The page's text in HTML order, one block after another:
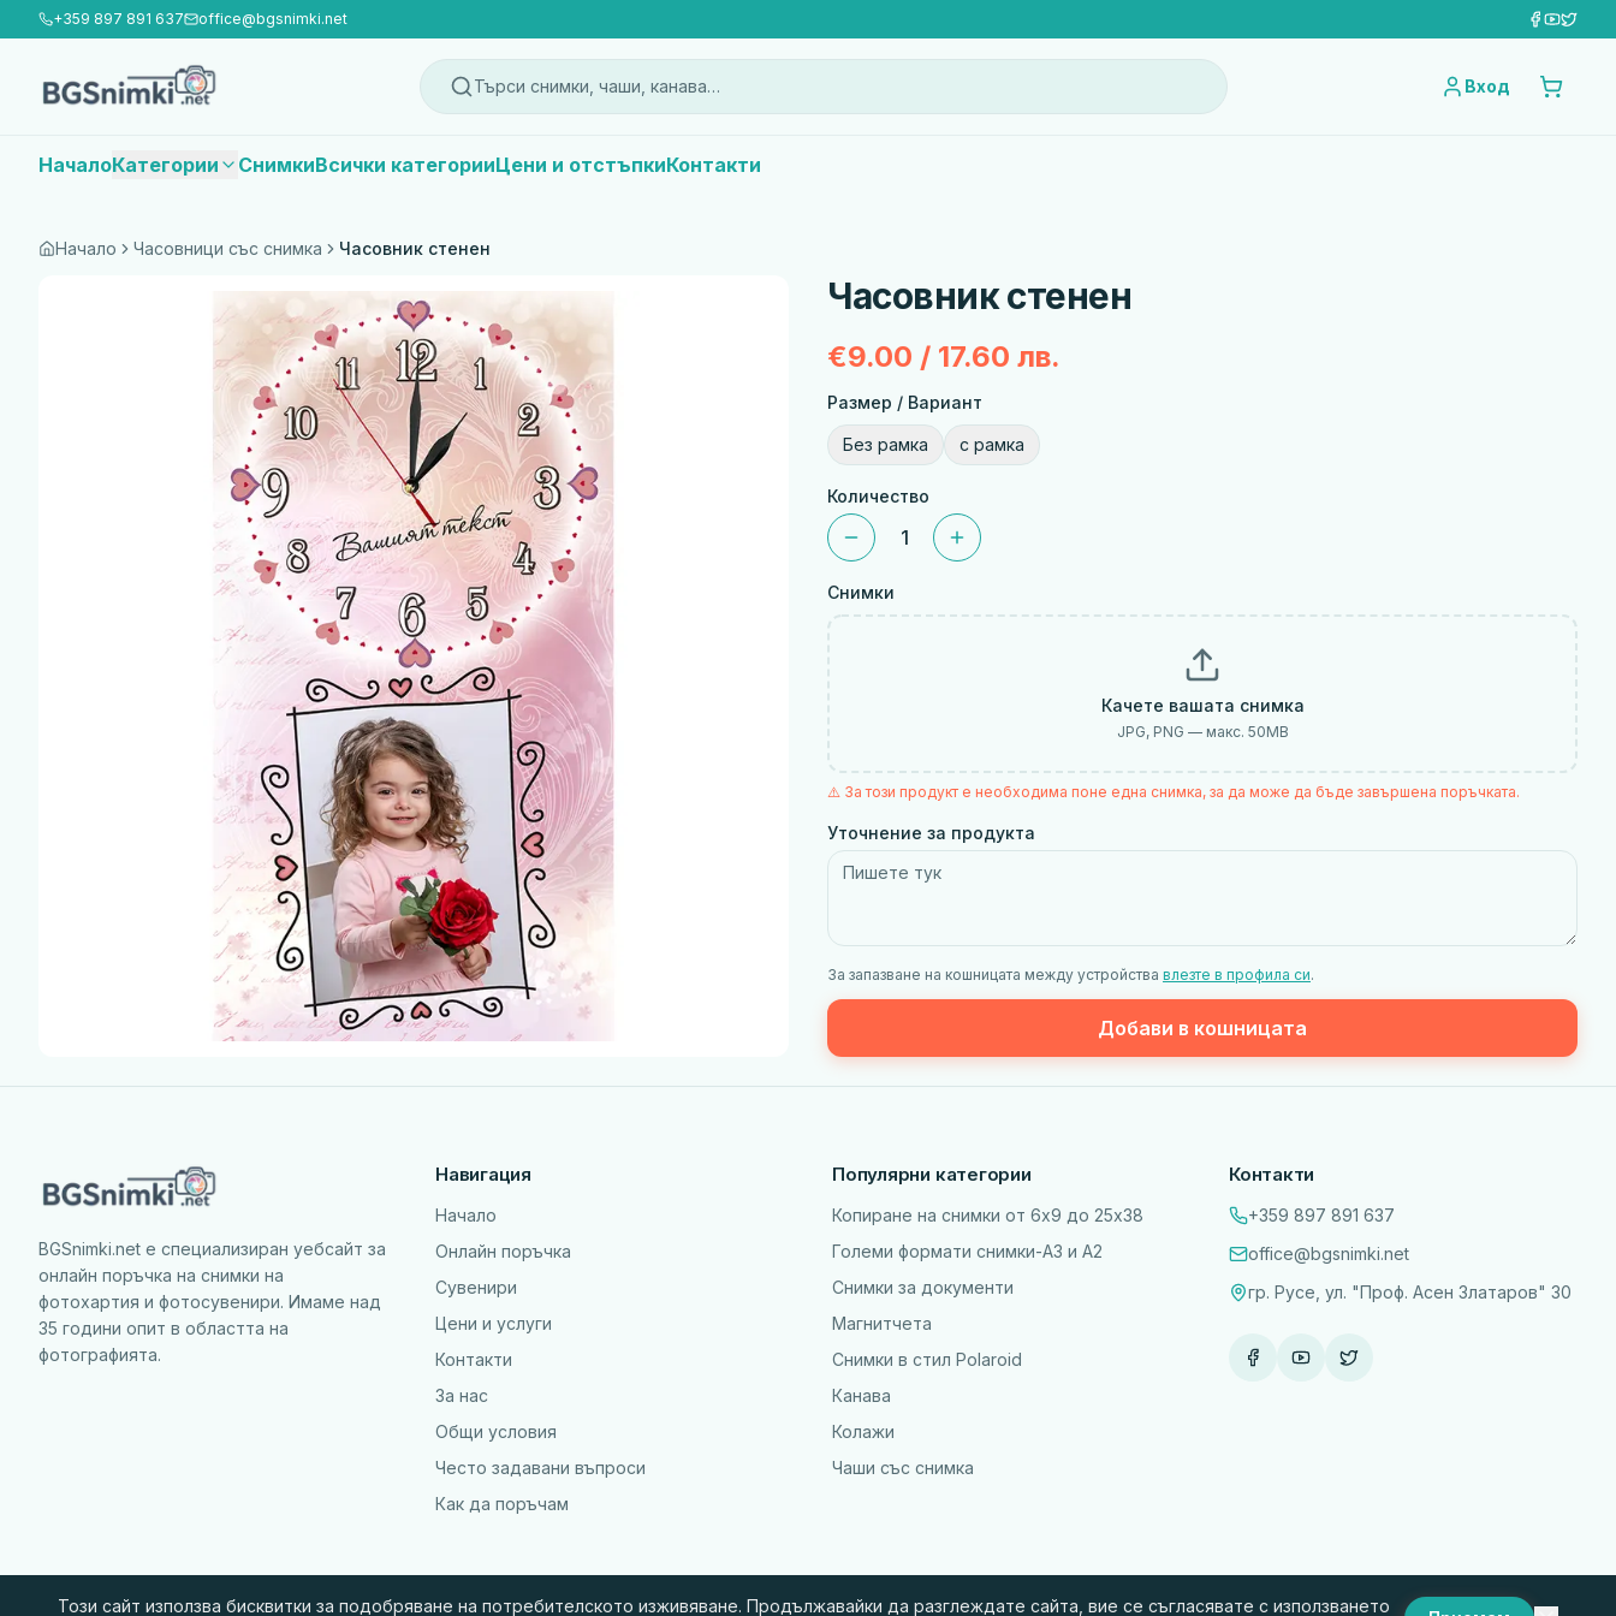
+359 897 891 637 office@bgsnimki.net
Търси снимки, чаши, канава… Вход
НачалоКатегории СнимкиВсички категорииЦени и отстъпкиКонтакти
Начало Часовници със снимка Часовник стенен
Часовник стенен
€9.00 / 17.60 лв.
Размер / Вариант
Без рамка с рамка
Количество
1
Снимки
Качете вашата снимка
JPG, PNG — макс. 50MB
⚠️ За този продукт е необходима поне една снимка, за да може да бъде завършена поръчката.
Уточнение за продукта
За запазване на кошницата между устройства влезте в профила си.
Добави в кошницата
BGSnimki.net е специализиран уебсайт за
онлайн поръчка на снимки на
фотохартия и фотосувенири. Имаме над
35 години опит в областта на
фотографията.
Навигация
Начало
Онлайн поръчка
Сувенири
Цени и услуги
Контакти
За нас
Общи условия
Често задавани въпроси
Как да поръчам
Популярни категории
Копиране на снимки от 6x9 до 25х38
Големи формати снимки-А3 и А2
Снимки за документи
Магнитчета
Снимки в стил Polaroid
Канава
Колажи
Чаши със снимка
Контакти
+359 897 891 637
office@bgsnimki.net
гр. Русе, ул. "Проф. Асен Златаров" 30
Този сайт използва бисквитки за подобряване на потребителското изживяване. Продължавайки да разглеждате сайта, вие се съгласявате с използването